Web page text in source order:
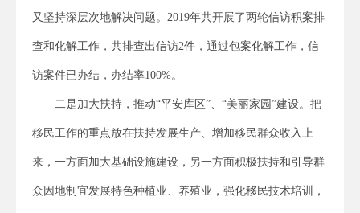
又坚持深层次地解决问题。2019年共开展了两轮信访积案排
查和化解工作，共排查出信访2件，通过包案化解工作，信
访案件已办结，办结率100%。
二是加大扶持，推动“平安库区”、“美丽家园”建设。把
移民工作的重点放在扶持发展生产、增加移民群众收入上
来，一方面加大基础设施建设，另一方面积极扶持和引导群
众因地制宜发展特色种植业、养殖业，强化移民技术培训，